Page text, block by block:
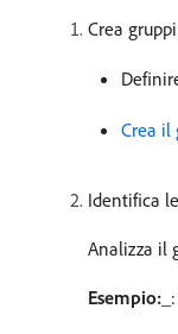
Crea
Crea il
Identifica
Analizza il
Esempio:_